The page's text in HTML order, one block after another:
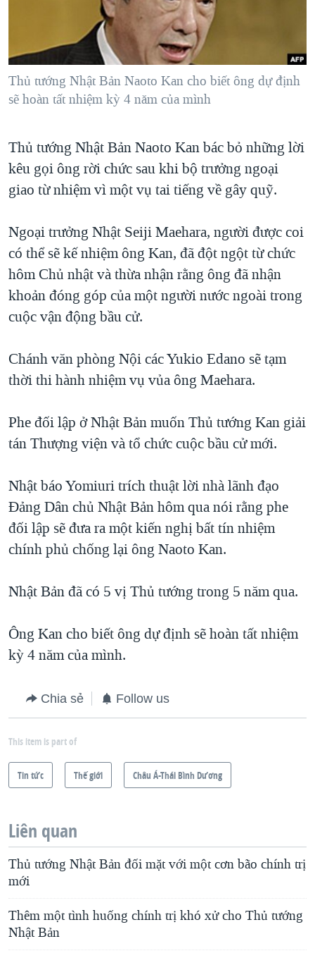
NGƯỜI VIỆT HẢI NGOẠI
ĐỜI SỐNG
KINH TẾ
KHOA HỌC
VĂN HOÁ
THỂ THAO
GIÁO DỤC
HÀNH TRÌNH BẦU CỬ 2024
MỘT NĂM CHIẾN TRANH TẠI DẢI GAZA
GIẢI MÃ VÀNH ĐAI & CON ĐƯỜNG
NGÀY TỊ NẠN THẾ GIỚI
GROUND ZERO – XƯA VÀ NAY
CHI PHÍ CHIẾN TRANH AFGHANISTAN
THƯỢNG ĐỈNH TRUMP-KIM TẠI VIỆT NAM
TRỊNH VĨNH BÌNH VS. CHÍNH PHỦ VIỆT NAM
NGƯ DÂN VIỆT VÀ LÀN SÓNG TRỘM HẢI SÂM
BÊN KIA QUỐC LỘ: TIẾNG VỌNG TỪ NÔNG THÔN MỸ
MẠNG XÃ HỘI
Ngôn ngữ khác
Thủ tướng Nhật Bản Naoto Kan cho biết ông dự định
sẽ hoàn tất nhiệm kỳ 4 năm của mình
Thủ tướng Nhật Bản Naoto Kan bác bỏ những lời
kêu gọi ông rời chức sau khi bộ trưởng ngoại
giao từ nhiệm vì một vụ tai tiếng về gây quỹ.
Ngoại trưởng Nhật Seiji Maehara, người được coi
có thể sẽ kế nhiệm ông Kan, đã đột ngột từ chức
hôm Chủ nhật và thừa nhận rằng ông đã nhận
khoản đóng góp của một người nước ngoài trong
cuộc vận động bầu cử.
Chánh văn phòng Nội các Yukio Edano sẽ tạm
thời thi hành nhiệm vụ vủa ông Maehara.
Phe đối lập ở Nhật Bản muốn Thủ tướng Kan giải
tán Thượng viện và tổ chức cuộc bầu cử mới.
Nhật báo Yomiuri trích thuật lời nhà lãnh đạo
Đảng Dân chủ Nhật Bản hôm qua nói rằng phe
đối lập sẽ đưa ra một kiến nghị bất tín nhiệm
chính phủ chống lại ông Naoto Kan.
Nhật Bản đã có 5 vị Thủ tướng trong 5 năm qua.
Ông Kan cho biết ông dự định sẽ hoàn tất nhiệm
kỳ 4 năm của mình.
Chia sẻ Follow us
This item is part of
Tin tức Thế giới Châu Á-Thái Bình Dương
Liên quan
Thủ tướng Nhật Bản đối mặt với một cơn bão chính trị
mới
Thêm một tình huống chính trị khó xử cho Thủ tướng
Nhật Bản